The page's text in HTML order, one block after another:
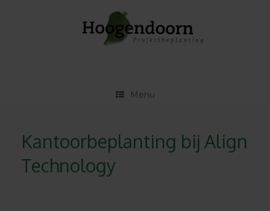
Menu
Kantoorbeplanting bij Align
Technology